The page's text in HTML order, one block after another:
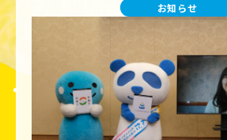
お知らせ